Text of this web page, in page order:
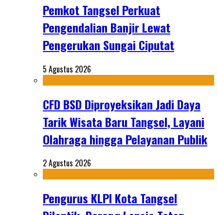
Pemkot Tangsel Perkuat
Pengendalian Banjir Lewat
Pengerukan Sungai Ciputat
5 Agustus 2026
CFD BSD Diproyeksikan Jadi Daya
Tarik Wisata Baru Tangsel, Layani
Olahraga hingga Pelayanan Publik
2 Agustus 2026
Pengurus KLPI Kota Tangsel